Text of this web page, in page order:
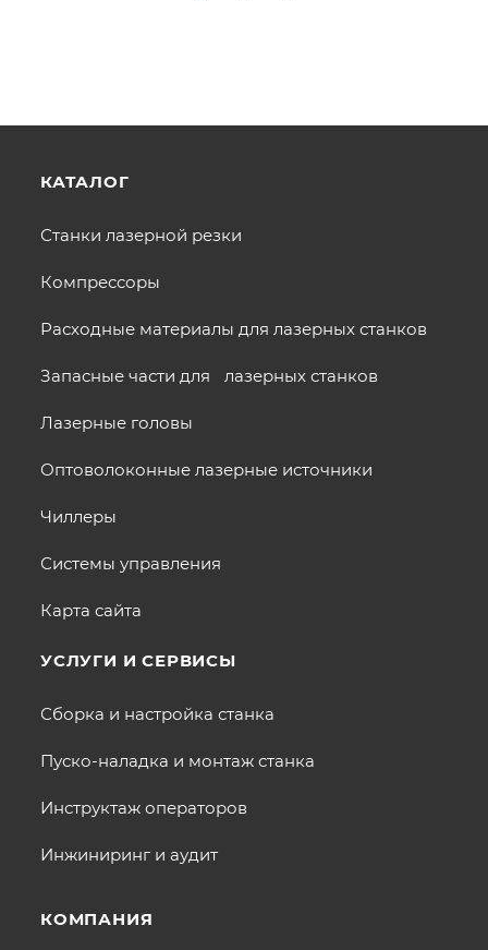
КАТАЛОГ
Станки лазерной резки
Компрессоры
Расходные материалы для лазерных станков
Запасные части для лазерных станков
Лазерные головы
Оптоволоконные лазерные источники
Чиллеры
Системы управления
Карта сайта
УСЛУГИ И СЕРВИСЫ
Сборка и настройка станка
Пуско-наладка и монтаж станка
Инструктаж операторов
Инжиниринг и аудит
КОМПАНИЯ